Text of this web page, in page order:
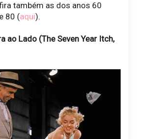
também as dos anos 60
80 (aqui).
ao Lado (The Seven Year Itch,